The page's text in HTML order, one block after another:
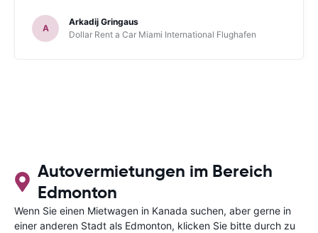
A
Arkadij Gringaus
Dollar Rent a Car Miami International Flughafen
Autovermietungen im Bereich
Edmonton
Wenn Sie einen Mietwagen in Kanada suchen, aber gerne in
einer anderen Stadt als Edmonton, klicken Sie bitte durch zu